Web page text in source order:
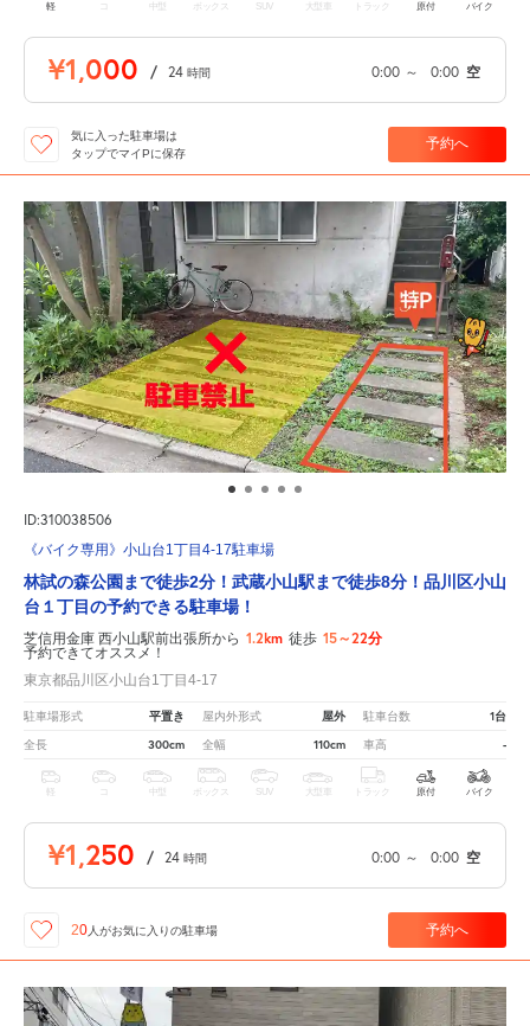
軽 中型 ボックス SUV 大型車 トラック 原付 バイク
¥1,000 / 24 時間 0:00 ～ 0:00 空
気に入った駐車場は
タップでマイPに保存
予約へ
ID:310038506
《バイク専用》小山台1丁目4-17駐車場
林試の森公園まで徒歩2分！武蔵小山駅まで徒歩8分！品川区小山
台１丁目の予約できる駐車場！
芝信用金庫 西小山駅前出張所から 1.2km 徒歩 15～22分
予約できてオススメ！
東京都品川区小山台1丁目4-17
駐車場形式 平置き 屋内外形式 屋外 駐車台数 1台
全長 300cm 全幅 110cm 車高 -
軽 中型 ボックス SUV 大型車 トラック 原付 バイク
¥1,250 / 24 時間 0:00 ～ 0:00 空
20人がお気に入りの駐車場 予約へ